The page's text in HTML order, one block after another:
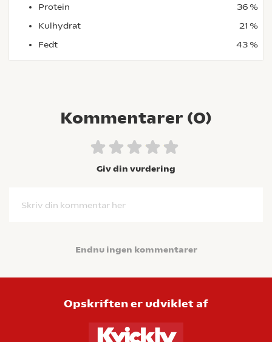
Protein
36 %
Kulhydrat
21 %
Fedt
43 %
Kommentarer (0)
Giv din vurdering
Skriv din kommentar her
Endnu ingen kommentarer
Opskriften er udviklet af